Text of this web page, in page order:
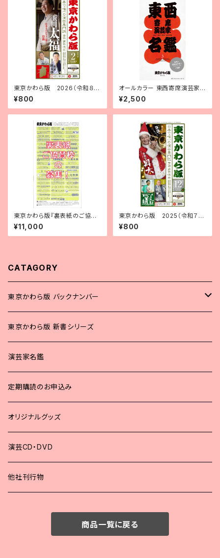
東京かわら版 2026（令和８）
年２月号
¥800
オールカラー 東西寄席演芸家名
鑑3【2026年版】
¥2,500
東京かわら版『裏表紙のご協賛
枠』
¥11,000
東京かわら版 2025（令和７）
年12月号
¥800
CATAGORY
東京かわら版 バックナンバー
2025年
2024年
2023年
2022年
2021年
2020年
東京かわら版 新書シリーズ
演芸家名鑑
定期購読のお申込み
オリジナルグッズ
演芸CD・DVD
他社刊行物
商品一覧に戻る